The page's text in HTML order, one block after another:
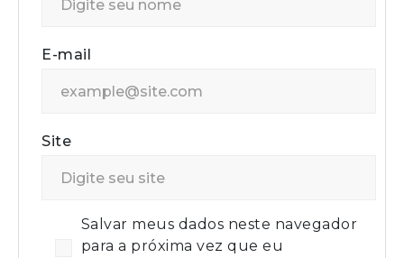
E-mail
Site
Salvar meus dados neste navegador
para a próxima vez que eu